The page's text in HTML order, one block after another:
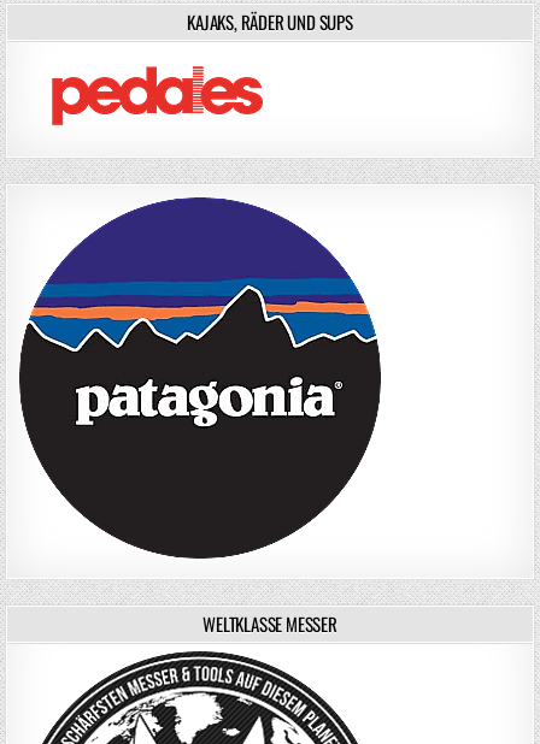
KAJAKS, RÄDER UND SUPS
WELTKLASSE MESSER